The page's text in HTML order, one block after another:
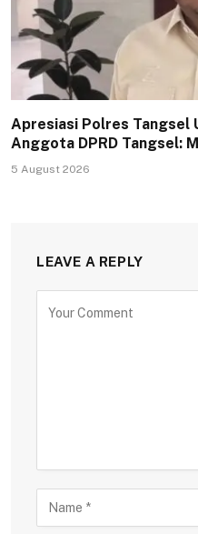
Apresiasi Polres Tangsel
Anggota DPRD Tangsel:
5 August 2026
LEAVE A REPLY